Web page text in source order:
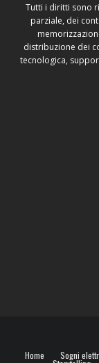
Tutti i diritti sono
parziale, dei
distribuzione dei
tecnologica,
Home Sogni